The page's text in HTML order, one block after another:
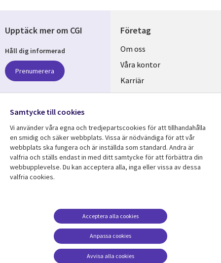
Företag
Useful
links
SWEDEN
Om oss
Våra kontor
Karriär
Hållbarhet
Resurscenter
SWEDEN
SWEDEN
dataskydd
Accessibility
Terms of Use
Hantering av cookies
Upptäck mer om CGI
Håll dig informerad
Prenumerera
Följ oss
Social
Media
SWEDEN
Samtycke till cookies
Vi använder våra egna och tredjepartscookies för att tillhandahålla
en smidig och säker webbplats. Vissa är nödvändiga för att vår
webbplats ska fungera och är inställda som standard. Andra är
valfria och ställs endast in med ditt samtycke för att förbättra din
webbupplevelse. Du kan acceptera alla, inga eller vissa av dessa
valfria cookies.
Anpassa cookies
Acceptera alla cookies
Avvisa alla cookies